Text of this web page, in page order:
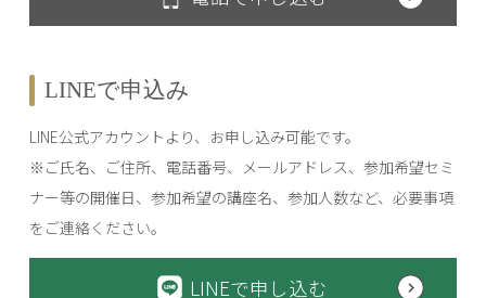
LINEで申込み
LINE公式アカウントより、お申し込み可能です。
※ご氏名、ご住所、電話番号、メールアドレス、参加希望セミ
ナー等の開催日、参加希望の講座名、参加人数など、必要事項
をご連絡ください。
LINEで申し込む